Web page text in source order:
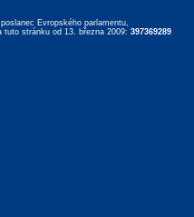
Evropského parlamentu,
tuto stránku od 13. března 2009: 397369289